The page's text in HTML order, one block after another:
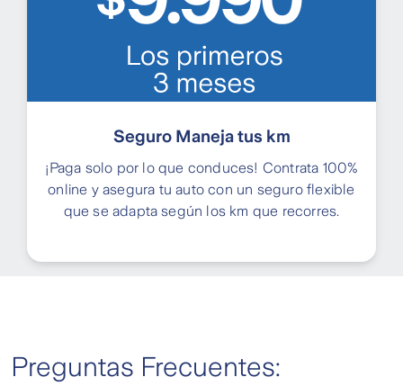
Seguro Maneja tus km
¡Paga solo por lo que conduces! Contrata 100%
online y asegura tu auto con un seguro flexible
que se adapta según los km que recorres.
Preguntas Frecuentes: